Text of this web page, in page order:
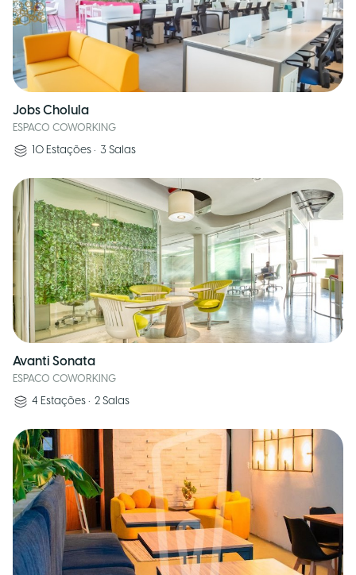
Jobs Cholula
ESPACO COWORKING
10 Estações • 3 Salas
Avanti Sonata
ESPACO COWORKING
4 Estações • 2 Salas